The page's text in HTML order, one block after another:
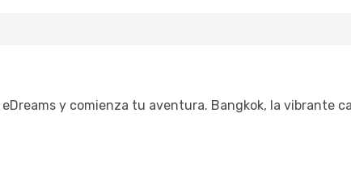
y comienza tu aventura. Bangkok, la vibrante